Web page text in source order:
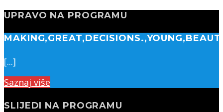
UPRAVO NA PROGRAMU
[...]
Saznaj više
SLIJEDI NA PROGRAMU